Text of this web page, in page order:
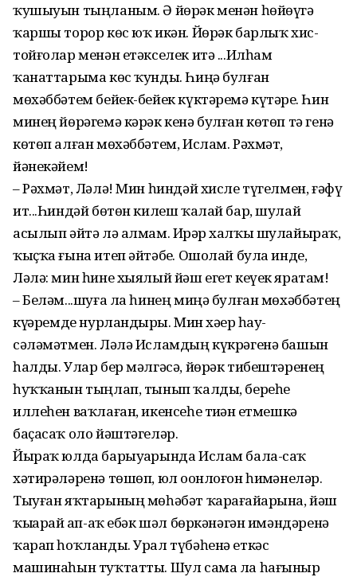
ҡушыуын тыңланым. Ә йөрәк менән һөйөүгә
ҡаршы торор көс юҡ икән. Йөрәк барлыҡ хис-
тойғолар менән етәкселек итә ...Илһам
ҡанаттарыма көс ҡунды. Һиңә булған
мөхәббәтем бейек-бейек күктәремә күтәрҙе. Һин
минең йөрәгемә кәрәк кенә булған көтөп тә генә
көтөп алған мөхәббәтем, Ислам. Рәхмәт,
йәнекәйем!
– Рәхмәт, Ләлә! Мин һиндәй хисле түгелмен, ғәфү
ит...Һиндәй бөтөн килеш ҡалай бар, шулай
асылып әйтә лә алмам. Ирҙәр халҡы шулайыраҡ,
ҡыҫҡа ғына итеп әйтәбеҙ. Ошолай була инде,
Ләлә: мин һине хыялый йәш егет кеүек яратам!
– Беләм...шуға ла һинең миңә булған мөхәббәтең
күҙҙәремде нурландырҙы. Мин хәҙер һау-
сәләмәтмен. Ләлә Исламдың күкрәгенә башын
һалды. Улар бер мәлгәсә, йөрәк тибештәренең
һуҡҡанын тыңлап, тынып ҡалды, береһе
иллеһен ваҡлаған, икенсеһе тиҙҙән етмешкә
баҫасаҡ оло йәштәгеләр.
Йыраҡ юлда барыуҙарында Ислам бала-саҡ
хәтирәләренә төшөп, юл оҙонлоғон һиҙмәнеләр.
Тыуған яҡтарының мөһәбәт ҡарағайҙарына, йәш
ҡыҙҙарҙай ап-аҡ ебәк шәл бөркәнәгән имәндәренә
ҡарап һоҡланды. Урал түбәһенә еткәс
машинаһын туҡтатты. Шул сама ла һағыныр